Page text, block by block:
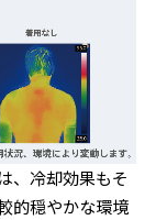
、冷却効果もそ
的穏やかな環境